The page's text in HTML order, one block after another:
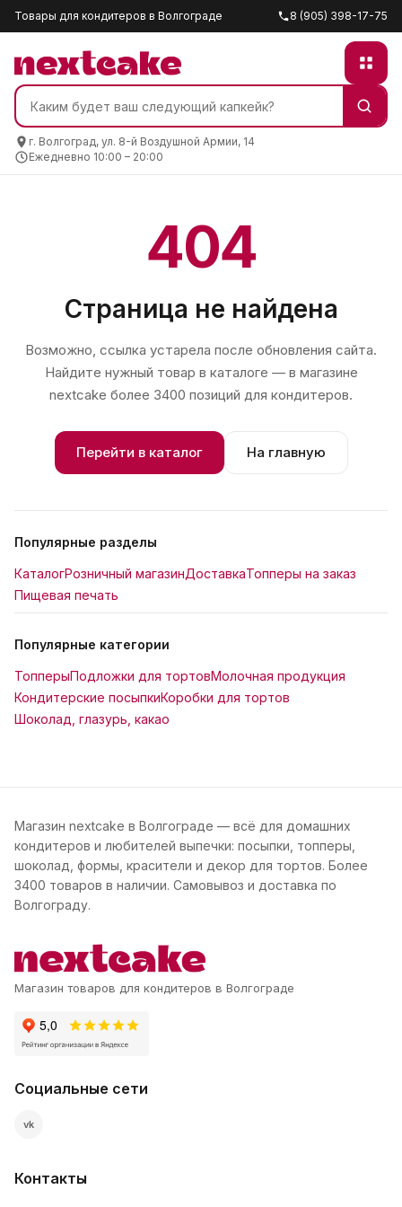
Товары для кондитеров в Волгограде 8 (905) 398-17-75
г. Волгоград, ул. 8-й Воздушной Армии, 14
Ежедневно 10:00 – 20:00
404
Страница не найдена
Возможно, ссылка устарела после обновления сайта.
Найдите нужный товар в каталоге — в магазине
nextcake более 3400 позиций для кондитеров.
Перейти в каталог На главную
Популярные разделы
КаталогРозничный магазинДоставкаТопперы на заказ
Пищевая печать
Популярные категории
ТопперыПодложки для тортовМолочная продукция
Кондитерские посыпкиКоробки для тортов
Шоколад, глазурь, какао
Магазин nextcake в Волгограде — всё для домашних
кондитеров и любителей выпечки: посыпки, топперы,
шоколад, формы, красители и декор для тортов. Более
3400 товаров в наличии. Самовывоз и доставка по
Волгограду.
Магазин товаров для кондитеров в Волгограде
Социальные сети
vk
Контакты